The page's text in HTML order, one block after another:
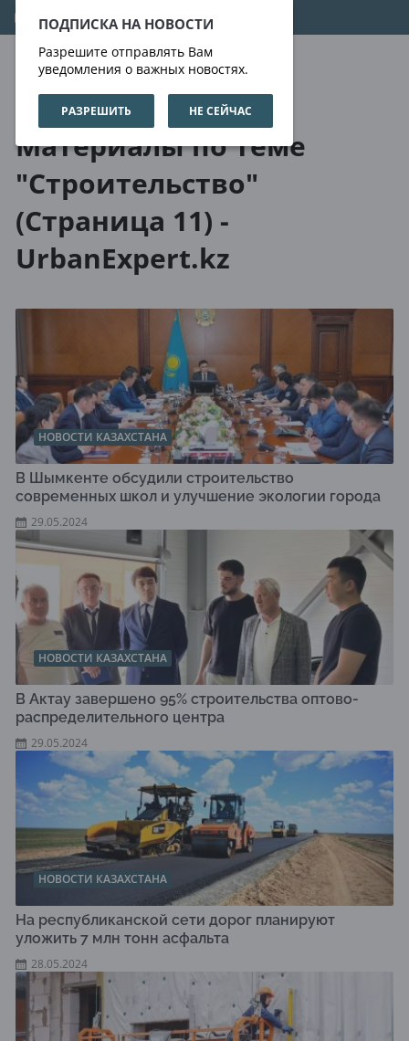
ПОДПИСКА НА НОВОСТИ
Разрешите отправлять Вам
уведомления о важных новостях.
РАЗРЕШИТЬ НЕ СЕЙЧАС
09.08.2026 02:55:33
О нас Метки
Материалы по теме
"Строительство"
(Страница 11) -
UrbanExpert.kz
НОВОСТИ КАЗАХСТАНА
В Шымкенте обсудили строительство
современных школ и улучшение экологии города
29.05.2024
НОВОСТИ КАЗАХСТАНА
В Актау завершено 95% строительства оптово-
распределительного центра
29.05.2024
НОВОСТИ КАЗАХСТАНА
На республиканской сети дорог планируют
уложить 7 млн тонн асфальта
28.05.2024